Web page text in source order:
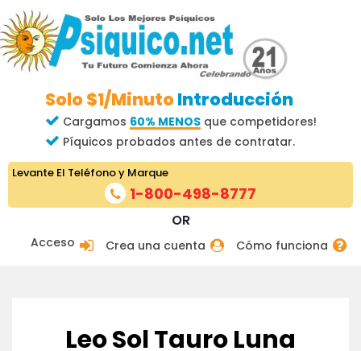
Solo $1/MinutoIntroducción
Cargamos 60% MENOSque competidores!
Píquicos probados antes de contratar.
Acceso Crea una cuenta Cómo funciona
OR
Levante El Teléfono y Marque
1-800-498-8777
Leo Sol Tauro Luna